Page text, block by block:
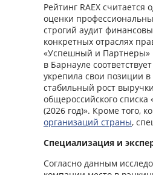
Рейтинг RAEX
оценки
строгий аудит
конкретных отраслях
«Успешный и Партнеры»
в Барнауле
укрепила свои позиции
стабильный рост
общероссийского
(2026 год)». Кроме того,
организаций страны,
Специализация и
Согласно данным